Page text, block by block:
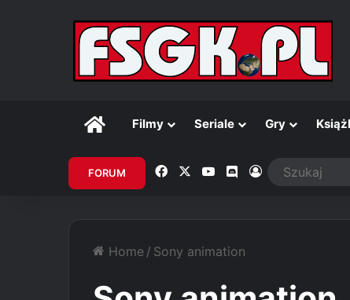
GłównaFilmy Seriale Gry
FORUM Facebook YouTubeDiscordZaloguj
Home / Sony animation